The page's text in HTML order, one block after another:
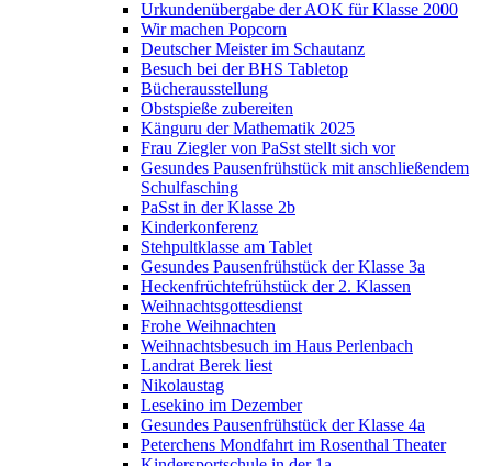
Urkundenübergabe der AOK für Klasse 2000
Wir machen Popcorn
Deutscher Meister im Schautanz
Besuch bei der BHS Tabletop
Bücherausstellung
Obstspieße zubereiten
Känguru der Mathematik 2025
Frau Ziegler von PaSst stellt sich vor
Gesundes Pausenfrühstück mit anschließendem
Schulfasching
PaSst in der Klasse 2b
Kinderkonferenz
Stehpultklasse am Tablet
Gesundes Pausenfrühstück der Klasse 3a
Heckenfrüchtefrühstück der 2. Klassen
Weihnachtsgottesdienst
Frohe Weihnachten
Weihnachtsbesuch im Haus Perlenbach
Landrat Berek liest
Nikolaustag
Lesekino im Dezember
Gesundes Pausenfrühstück der Klasse 4a
Peterchens Mondfahrt im Rosenthal Theater